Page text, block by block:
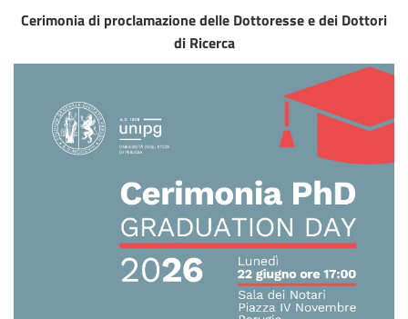
Cerimonia di proclamazione delle Dottoresse e dei Dottori
di Ricerca